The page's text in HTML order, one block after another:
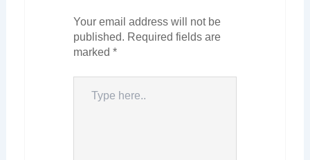
Your email address will not be
published. Required fields are
marked *
here..